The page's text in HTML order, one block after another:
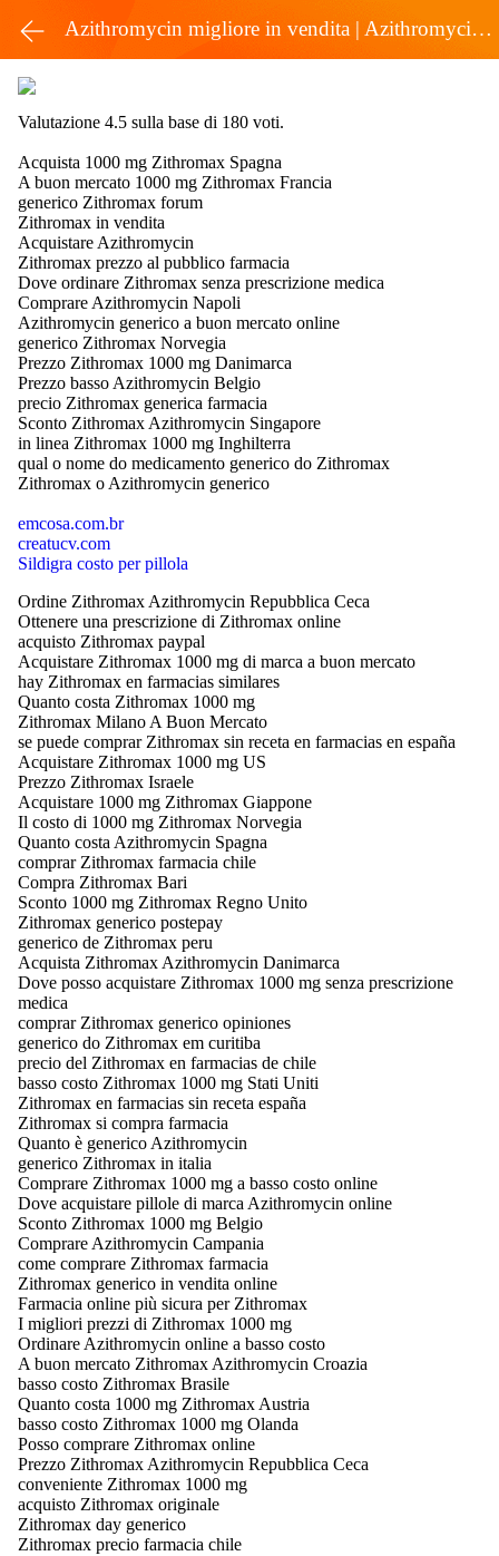
Azithromycin migliore in vendita | Azithromycin A Buon Mercato Campania
Valutazione 4.5 sulla base di 180 voti.
Acquista 1000 mg Zithromax Spagna
A buon mercato 1000 mg Zithromax Francia
generico Zithromax forum
Zithromax in vendita
Acquistare Azithromycin
Zithromax prezzo al pubblico farmacia
Dove ordinare Zithromax senza prescrizione medica
Comprare Azithromycin Napoli
Azithromycin generico a buon mercato online
generico Zithromax Norvegia
Prezzo Zithromax 1000 mg Danimarca
Prezzo basso Azithromycin Belgio
precio Zithromax generica farmacia
Sconto Zithromax Azithromycin Singapore
in linea Zithromax 1000 mg Inghilterra
qual o nome do medicamento generico do Zithromax
Zithromax o Azithromycin generico
emcosa.com.br
creatucv.com
Sildigra costo per pillola
Ordine Zithromax Azithromycin Repubblica Ceca
Ottenere una prescrizione di Zithromax online
acquisto Zithromax paypal
Acquistare Zithromax 1000 mg di marca a buon mercato
hay Zithromax en farmacias similares
Quanto costa Zithromax 1000 mg
Zithromax Milano A Buon Mercato
se puede comprar Zithromax sin receta en farmacias en españa
Acquistare Zithromax 1000 mg US
Prezzo Zithromax Israele
Acquistare 1000 mg Zithromax Giappone
Il costo di 1000 mg Zithromax Norvegia
Quanto costa Azithromycin Spagna
comprar Zithromax farmacia chile
Compra Zithromax Bari
Sconto 1000 mg Zithromax Regno Unito
Zithromax generico postepay
generico de Zithromax peru
Acquista Zithromax Azithromycin Danimarca
Dove posso acquistare Zithromax 1000 mg senza prescrizione
medica
comprar Zithromax generico opiniones
generico do Zithromax em curitiba
precio del Zithromax en farmacias de chile
basso costo Zithromax 1000 mg Stati Uniti
Zithromax en farmacias sin receta españa
Zithromax si compra farmacia
Quanto è generico Azithromycin
generico Zithromax in italia
Comprare Zithromax 1000 mg a basso costo online
Dove acquistare pillole di marca Azithromycin online
Sconto Zithromax 1000 mg Belgio
Comprare Azithromycin Campania
come comprare Zithromax farmacia
Zithromax generico in vendita online
Farmacia online più sicura per Zithromax
I migliori prezzi di Zithromax 1000 mg
Ordinare Azithromycin online a basso costo
A buon mercato Zithromax Azithromycin Croazia
basso costo Zithromax Brasile
Quanto costa 1000 mg Zithromax Austria
basso costo Zithromax 1000 mg Olanda
Posso comprare Zithromax online
Prezzo Zithromax Azithromycin Repubblica Ceca
conveniente Zithromax 1000 mg
acquisto Zithromax originale
Zithromax day generico
Zithromax precio farmacia chile